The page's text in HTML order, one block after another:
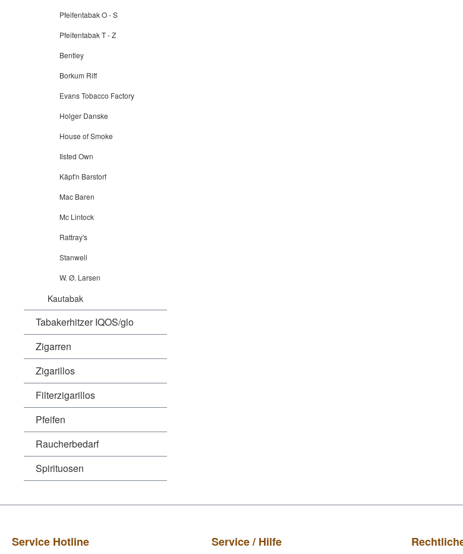
Pfeifentabak O - S
Pfeifentabak T - Z
Bentley
Borkum Riff
Evans Tobacco Factory
Holger Danske
House of Smoke
Ilsted Own
Käpt'n Barstorf
Mac Baren
Mc Lintock
Rattray's
Stanwell
W. Ø. Larsen
Kautabak
Tabakerhitzer IQOS/glo
Zigarren
Zigarillos
Filterzigarillos
Pfeifen
Raucherbedarf
Spirituosen
Service Hotline Service / Hilfe